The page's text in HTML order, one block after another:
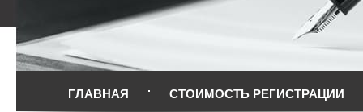
ГЛАВНАЯ СТОИМОСТЬ РЕГИСТРАЦИИ